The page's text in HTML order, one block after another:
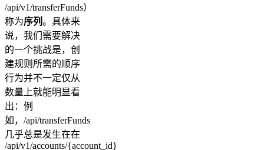
/api/v1/transferFunds）
称为序列。具体来
说，我们需要解决
的一个挑战是，创
建规则所需的顺序
行为并不一定仅从
数量上就能明显看
出：例
如，/api/transferFunds
几乎总是发生在在
/api/v1/accounts/{account_id}